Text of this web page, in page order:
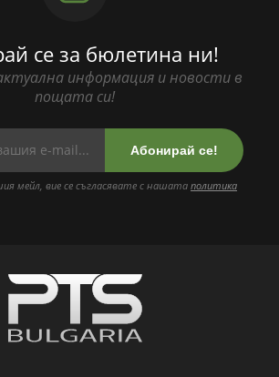
се за бюлетина ни!
информация и новости в
пощата си!
Абонирай се!
мейл, вие се съгласявате с нашата политика